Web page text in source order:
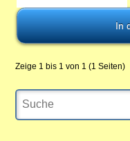
Zeige 1 bis 1 von 1 (1 Seiten)